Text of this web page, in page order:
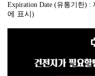
Expiration Date (유통기한) :
에 표시 )